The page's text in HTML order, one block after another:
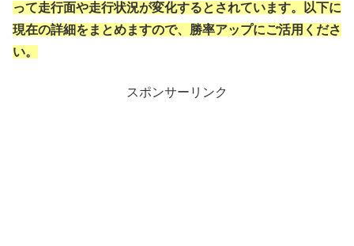
って走行面や走行状況が変化するとされています。以下に
現在の詳細をまとめますので、勝率アップにご活用くださ
い。
スポンサーリンク